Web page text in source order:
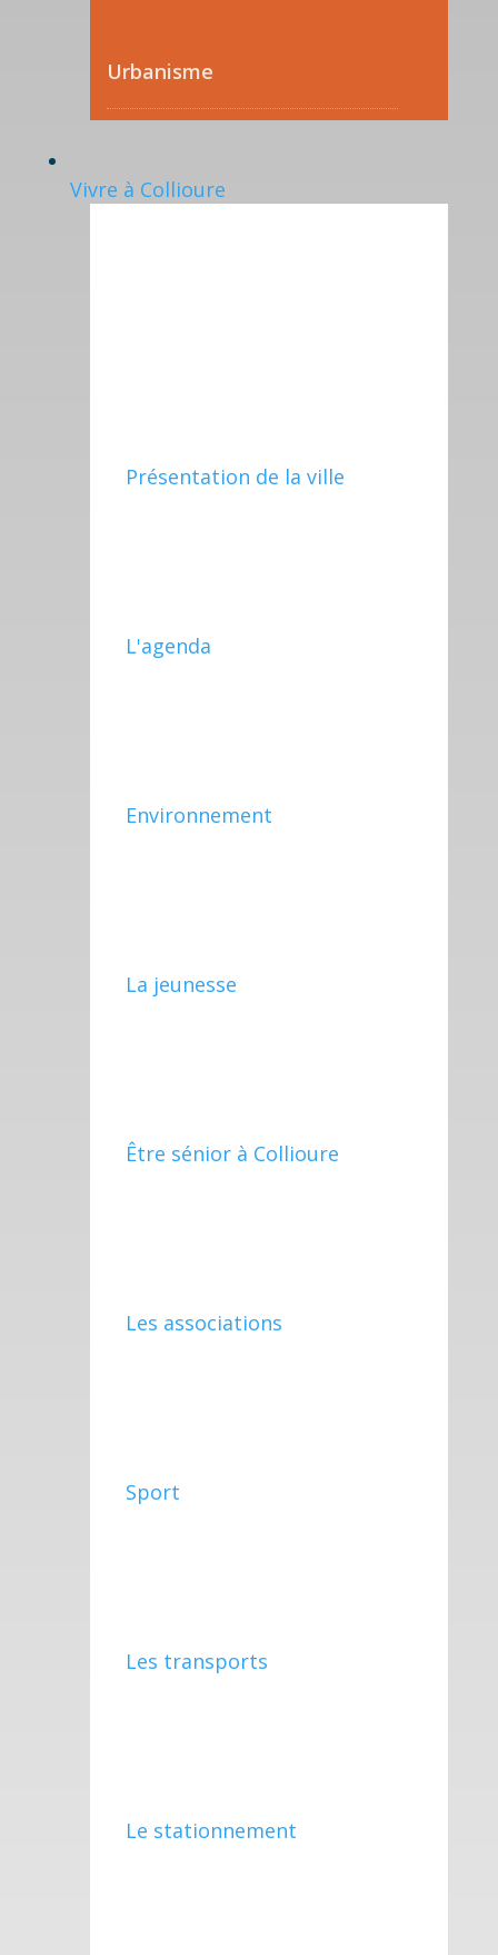
Urbanisme
Vivre à Collioure
Présentation de la ville
L'agenda
Environnement
La jeunesse
Être sénior à Collioure
Les associations
Sport
Les transports
Le stationnement